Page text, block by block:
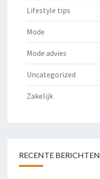
Lifestyle tips
Mode
Mode advies
Uncategorized
Zakelijk
RECENTE BERICHTEN